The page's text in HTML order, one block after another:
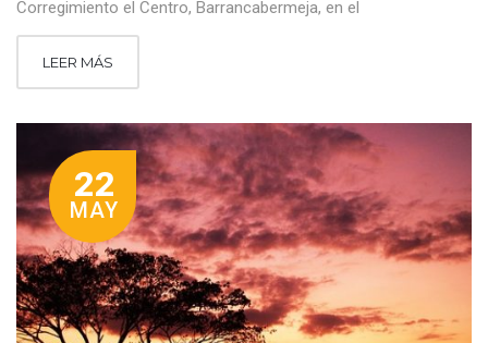
Corregimiento el Centro, Barrancabermeja, en el
LEER MÁS
22
MAY